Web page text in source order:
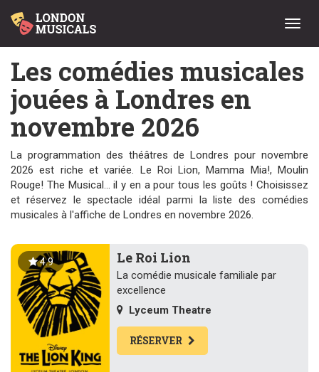
Menu
Les comédies musicales
jouées à Londres en
novembre 2026
La programmation des théâtres de Londres pour novembre
2026 est riche et variée. Le Roi Lion, Mamma Mia!, Moulin
Rouge! The Musical... il y en a pour tous les goûts ! Choisissez
et réservez le spectacle idéal parmi la liste des comédies
musicales à l'affiche de Londres en novembre 2026.
4.9 Le Roi Lion
La comédie musicale familiale par
excellence
Lyceum Theatre
RÉSERVER